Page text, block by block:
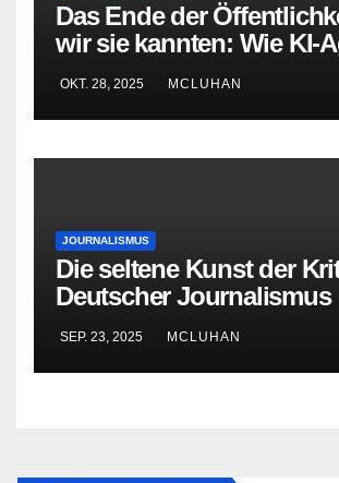
Das Ende der
wir sie kannten: Wie KI-
ins Caféhaus drängen
OKT. 28, 2025 MCLUHAN
JOURNALISMUS
Die seltene Kunst der
Deutscher Journalismus
Widerspruch
SEP. 23, 2025 MCLUHAN